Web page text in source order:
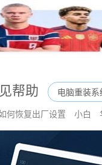
帮助
何恢复出厂设置 小白